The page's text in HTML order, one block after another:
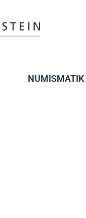
NUMISMATIK